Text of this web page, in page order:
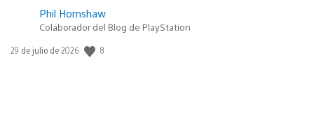
Phil Hornshaw
Colaborador del Blog de PlayStation
Fecha
29 de julio de 2026 8